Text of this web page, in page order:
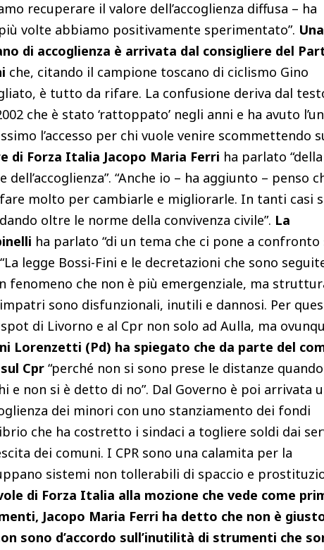
recuperare il valore dell’accoglienza diffusa – ha
volte abbiamo positivamente sperimentato”. Una
di accoglienza è arrivata dal consigliere del
che, citando il campione toscano di ciclismo Gino
è tutto da rifare. La confusione deriva dal
che è stato ‘rattoppato’ negli anni e ha avuto
l’accesso per chi vuole venire scommettendo
di Forza Italia Jacopo Maria Ferri ha parlato “della
“Anche io – ha aggiunto – penso
molto per cambiarle e migliorarle. In tanti casi
oltre le norme della convivenza civile”. La
ha parlato “di un tema che ci pone a confronto
legge Bossi-Fini e le decretazioni che sono
fenomeno che non è più emergenziale, ma
sono disfunzionali, inutili e dannosi. Per
di Livorno e al Cpr non solo ad Aulla, ma
Lorenzetti (Pd) ha spiegato che da parte del
Cpr “perché non si sono prese le distanze quando
e non si è detto di no”. Dal Governo è poi arrivata
dei minori con uno stanziamento dei fondi
che ha costretto i sindaci a togliere soldi dai
dei comuni. I CPR sono una calamita per la
sistemi non tollerabili di spaccio e
di Forza Italia alla mozione che vede come
Jacopo Maria Ferri ha detto che non è
sono d’accordo sull’inutilità di strumenti che